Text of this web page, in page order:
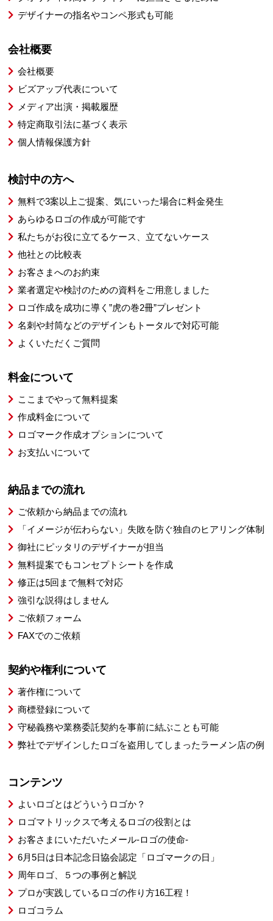
デザイナーの指名やコンペ形式も可能
会社概要
会社概要
ビズアップ代表について
メディア出演・掲載履歴
特定商取引法に基づく表示
個人情報保護方針
検討中の方へ
無料で3案以上ご提案、気にいった場合に料金発生
あらゆるロゴの作成が可能です
私たちがお役に立てるケース、立てないケース
他社との比較表
お客さまへのお約束
業者選定や検討のための資料をご用意しました
ロゴ作成を成功に導く”虎の巻2冊”プレゼント
名刺や封筒などのデザインもトータルで対応可能
よくいただくご質問
料金について
ここまでやって無料提案
作成料金について
ロゴマーク作成オプションについて
お支払いについて
納品までの流れ
ご依頼から納品までの流れ
「イメージが伝わらない」失敗を防ぐ独自のヒアリング体制
御社にピッタリのデザイナーが担当
無料提案でもコンセプトシートを作成
修正は5回まで無料で対応
強引な説得はしません
ご依頼フォーム
FAXでのご依頼
契約や権利について
著作権について
商標登録について
守秘義務や業務委託契約を事前に結ぶことも可能
弊社でデザインしたロゴを盗用してしまったラーメン店の例
コンテンツ
よいロゴとはどういうロゴか？
ロゴマトリックスで考えるロゴの役割とは
お客さまにいただいたメール-ロゴの使命-
6月5日は日本記念日協会認定「ロゴマークの日」
周年ロゴ、５つの事例と解説
プロが実践しているロゴの作り方16工程！
ロゴコラム